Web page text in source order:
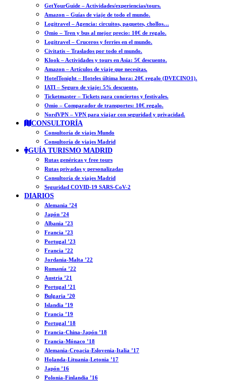
GetYourGuide – Actividades/experiencias/tours.
Amazon – Guías de viaje de todo el mundo.
Logitravel – Agencia: circuitos, paquetes, chollos…
Omio – Tren y bus al mejor precio: 10€ de regalo.
Logitravel – Cruceros y ferries en el mundo.
Civitatis – Traslados por todo el mundo.
Klook – Actividades y tours en Asia: 5€ descuento.
Amazon – Artículos de viaje que necesitas.
HotelTonight – Hoteles última hora: 20€ regalo (DVECINO1).
IATI – Seguro de viaje: 5% descuento.
Ticketmaster – Tickets para conciertos y festivales.
Omio – Comparador de transportes: 10€ regalo.
NordVPN – VPN para viajar con seguridad y privacidad.
CONSULTORÍA
Consultoría de viajes Mundo
Consultoría de viajes Madrid
GUÍA TURISMO MADRID
Rutas genéricas y free tours
Rutas privadas y personalizadas
Consultoría de viajes Madrid
Seguridad COVID-19 SARS-CoV-2
DIARIOS
Alemania ’24
Japón ’24
Albania ’23
Francia ’23
Portugal ’23
Francia ’22
Jordania-Malta ’22
Rumanía ’22
Austria ’21
Portugal ’21
Bulgaria ’20
Islandia ’19
Francia ’19
Portugal ’18
Francia-China-Japón ’18
Francia-Mónaco ’18
Alemania-Croacia-Eslovenia-Italia ’17
Holanda-Lituania-Letonia ’17
Japón ’16
Polonia-Finlandia ’16